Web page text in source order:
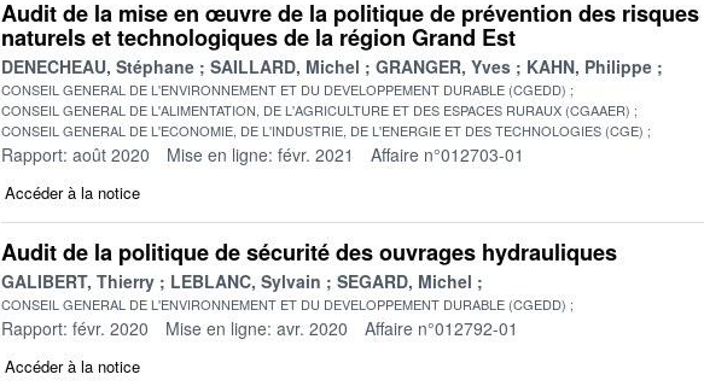
Audit de la mise en œuvre de la politique de prévention des risques
naturels et technologiques de la région Grand Est
DENECHEAU, Stéphane SAILLARD, Michel GRANGER, Yves KAHN, Philippe
CONSEIL GENERAL DE L'ENVIRONNEMENT ET DU DEVELOPPEMENT DURABLE (CGEDD)
CONSEIL GENERAL DE L'ALIMENTATION, DE L'AGRICULTURE ET DES ESPACES RURAUX (CGAAER)
CONSEIL GENERAL DE L'ECONOMIE, DE L'INDUSTRIE, DE L'ENERGIE ET DES TECHNOLOGIES (CGE)
Rapport: août 2020 Mise en ligne: févr. 2021 Affaire n°012703-01
Accéder à la notice
Audit de la politique de sécurité des ouvrages hydrauliques
GALIBERT, Thierry LEBLANC, Sylvain SEGARD, Michel
CONSEIL GENERAL DE L'ENVIRONNEMENT ET DU DEVELOPPEMENT DURABLE (CGEDD)
Rapport: févr. 2020 Mise en ligne: avr. 2020 Affaire n°012792-01
Accéder à la notice